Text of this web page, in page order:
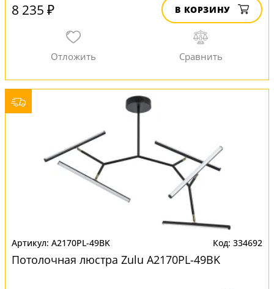
8 235 ₽ В КОРЗИНУ
A2170PL-49BK 334692
Потолочная люстра Zulu A2170PL-49BK